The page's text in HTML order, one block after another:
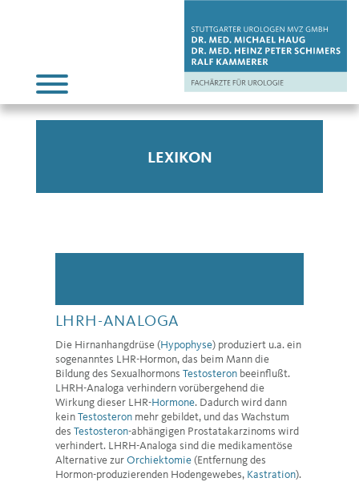
LEXIKON
LHRH-ANALOGA
Die Hirnanhangdrüse (Hypophyse) produziert u.a. ein
sogenanntes LHR-Hormon, das beim Mann die
Bildung des Sexualhormons Testosteronbeeinflußt.
LHRH-Analoga verhindern vorübergehend die
Wirkung dieser LHR-Hormone. Dadurch wird dann
kein Testosteronmehr gebildet, und das Wachstum
des Testosteron-abhängigen Prostatakarzinoms wird
verhindert. LHRH-Analoga sind die medikamentöse
Alternative zur Orchiektomie(Entfernung des
Hormon-produzierenden Hodengewebes, Kastration).